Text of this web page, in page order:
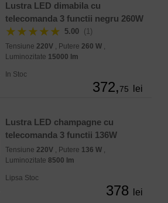
Lustra LED dimabila cu
telecomanda 3 functii negru 260W
★★★★★ 5.00 (1)
Tensiune 220V , Putere 260 W ,
Luminozitate 15000 lm
In Stoc
372,75 lei
Lustra LED champagne cu
telecomanda 3 functii 136W
Tensiune 220V , Putere 136 W ,
Luminozitate 8500 lm
Lipsa Stoc
378 lei